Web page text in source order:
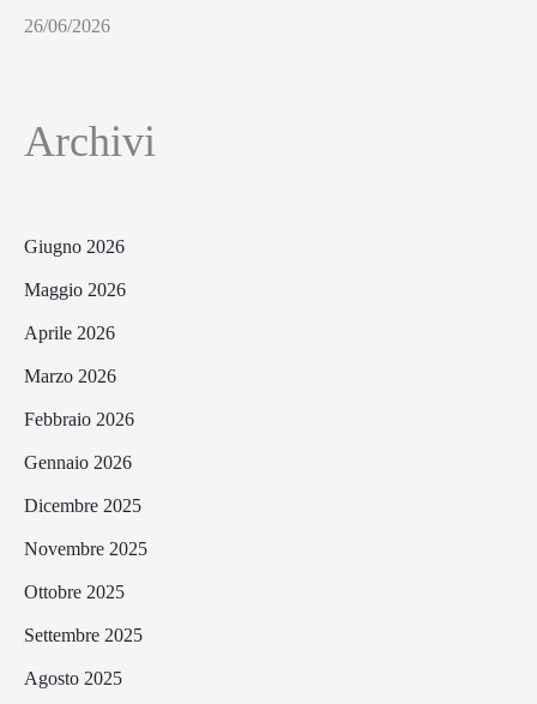
26/06/2026
Archivi
Giugno 2026
Maggio 2026
Aprile 2026
Marzo 2026
Febbraio 2026
Gennaio 2026
Dicembre 2025
Novembre 2025
Ottobre 2025
Settembre 2025
Agosto 2025